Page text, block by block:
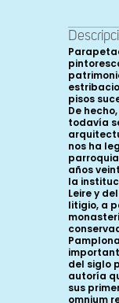
Parapetada en lo alto de la escarpadura, sobre el frente sureste de la plataforma del castillo, la iglesia de San Esteban conforma uno de los conjuntos más complejos y pintorescos del románico zaragozano. Su relación con el contexto urbano y paisajístico potencia sus poderosos valores artísticos, en lo que supone el principal reclamo patrimonial de los muchos que atesora la villa. Con sus casi treinta metros de desplome, los tambores de su cierre oriental son especialmente monumentales desde el valle y las estribaciones meridionales de la